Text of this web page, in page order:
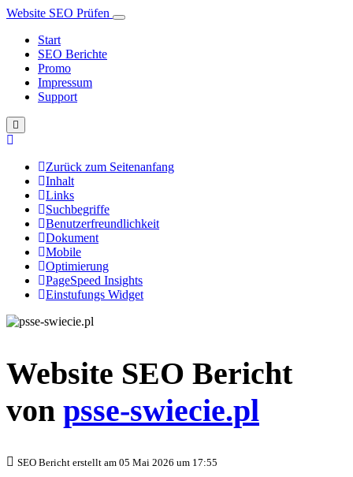
Website SEO Prüfen
Start
SEO Berichte
Promo
Impressum
Support
Zurück zum Seitenanfang
Inhalt
Links
Suchbegriffe
Benutzerfreundlichkeit
Dokument
Mobile
Optimierung
PageSpeed Insights
Einstufungs Widget
Website SEO Bericht
von psse-swiecie.pl
SEO Bericht erstellt am 05 Mai 2026 um 17:55